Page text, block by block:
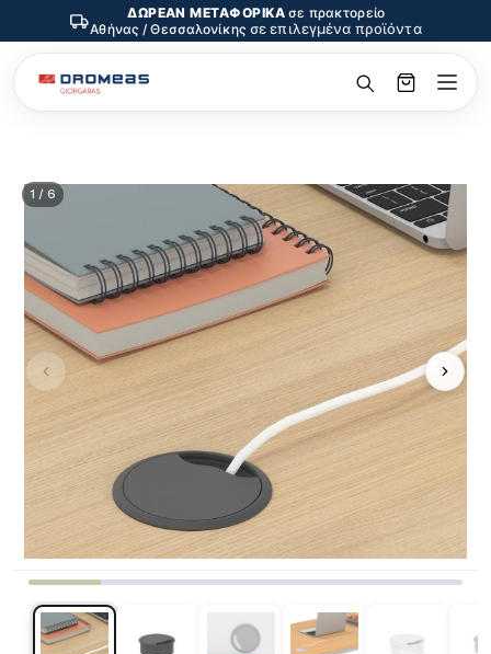
ΔΩΡΕΑΝ ΜΕΤΑΦΟΡΙΚΑ σε πρακτορείο
Αθήνας / Θεσσαλονίκης σε επιλεγμένα προϊόντα
1 / 6